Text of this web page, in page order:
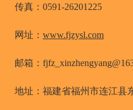
传真：0591-26201225
网址： www.fjzysl.com
邮箱：
地址：福建省福州市连江县